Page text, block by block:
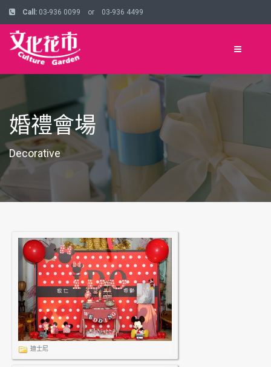
Call: 03-936 0099 or 03-936 4499
婚禮會場
Decorative
迪士尼